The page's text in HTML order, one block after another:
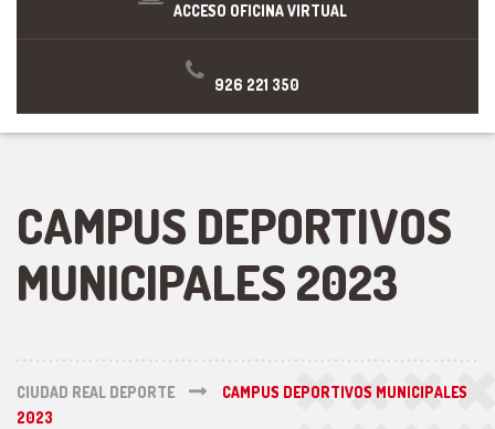
ACCESO OFICINA VIRTUAL
926 221 350
CAMPUS DEPORTIVOS
MUNICIPALES 2023
CIUDAD REAL DEPORTE
CAMPUS DEPORTIVOS MUNICIPALES
2023